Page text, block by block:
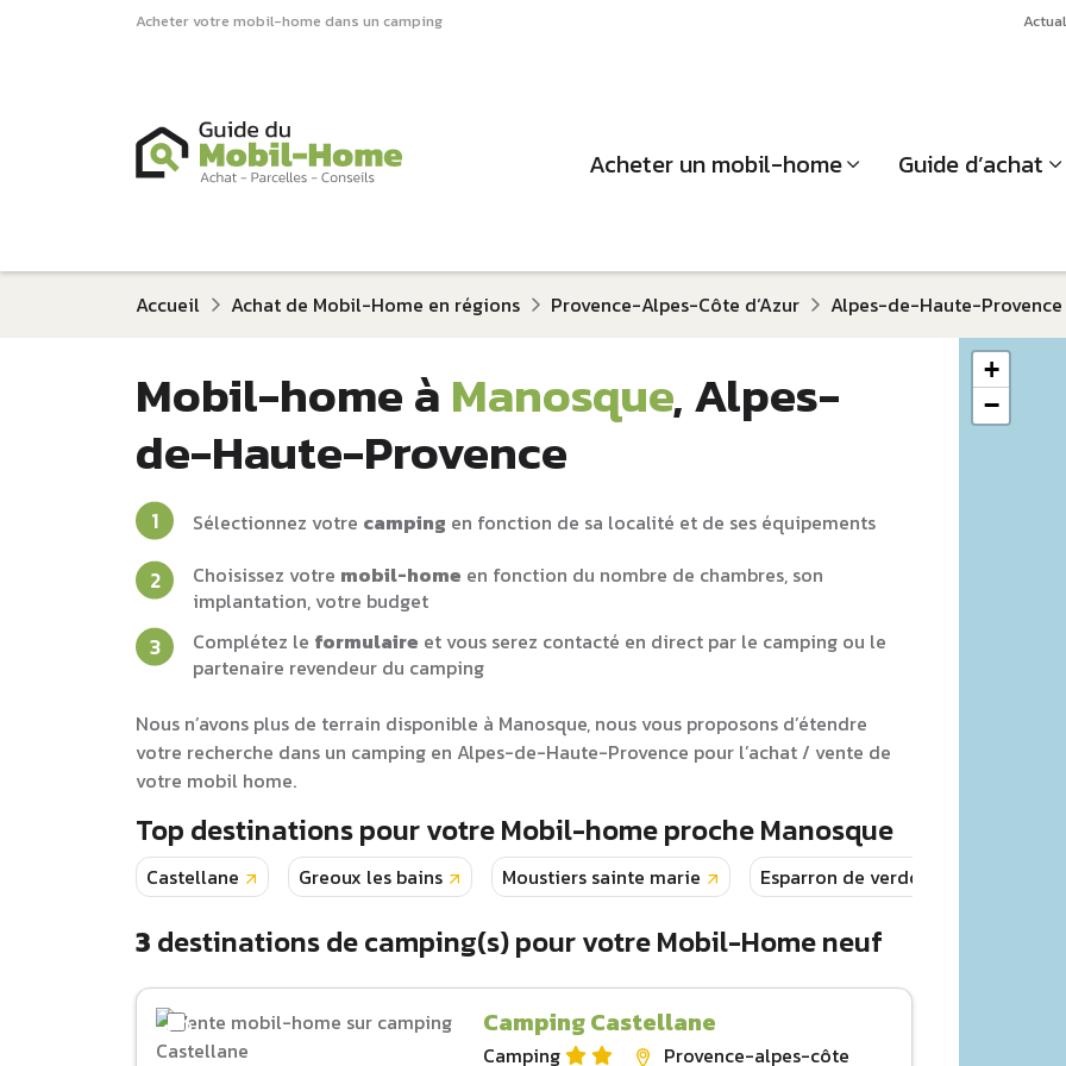
Acheter votre mobil-home dans un camping
Acheter un mobil-home Guide d’achat
Accueil Achat de Mobil-Home en régions Provence-Alpes-Côte d‘Azur Alpes-de-Haute-Provence
+
−
Mobil-home à Manosque, Alpes-
de-Haute-Provence
Sélectionnez votre camping en fonction de sa localité et de ses équipements
Choisissez votre mobil-home en fonction du nombre de chambres, son
implantation, votre budget
Complétez le formulaire et vous serez contacté en direct par le camping ou le
partenaire revendeur du camping
Nous n’avons plus de terrain disponible à Manosque, nous vous proposons d’étendre
votre recherche dans un camping en Alpes-de-Haute-Provence pour l’achat / vente de
votre mobil home.
Top destinations pour votre Mobil-home proche Manosque
Castellane Greoux les bains Moustiers sainte marie Esparron de verdon
3 destinations de camping(s) pour votre Mobil-Home neuf
Camping Castellane
Camping
Provence-alpes-côte